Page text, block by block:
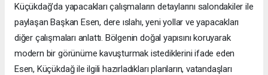
Küçükdağ’da yapacakları çalışmaların detaylarını salondakiler ile
paylaşan Başkan Esen, dere ıslahı, yeni yollar ve yapacakları
diğer çalışmaları anlattı. Bölgenin doğal yapısını koruyarak
modern bir görünüme kavuşturmak istediklerini ifade eden
Esen, Küçükdağ ile ilgili hazırladıkları planların, vatandaşları